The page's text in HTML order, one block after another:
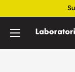
contenido
Laboratorios